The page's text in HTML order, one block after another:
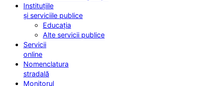
Instituțiile
și serviciile publice
Educația
Alte servicii publice
Servicii
online
Nomenclatura
stradală
Monitorul